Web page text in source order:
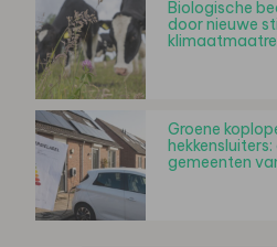
Biologische
door nieuwe
Groene
gemeenten